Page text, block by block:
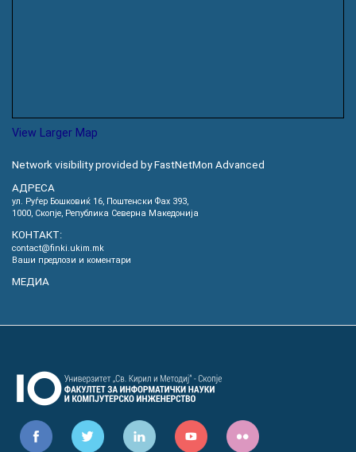
View Larger Map
Network visibility provided by FastNetMon Advanced
АДРЕСА
ул. Руѓер Бошковиќ 16, Пoштенски Фах 393,
1000, Скопје, Република Северна Македонија
КОНТАКТ:
contact@finki.ukim.mk
Ваши предлози и коментари
МЕДИА